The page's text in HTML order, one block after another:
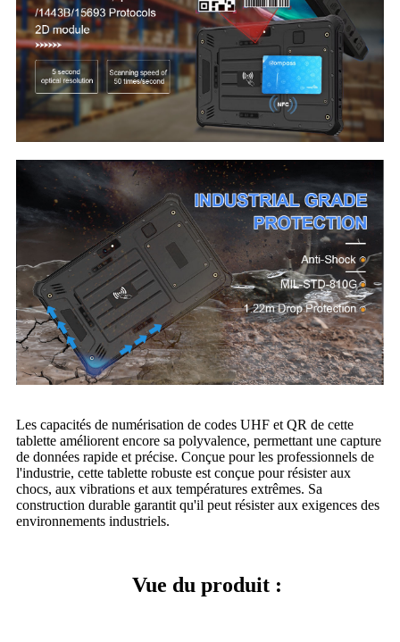
Les capacités de numérisation de codes UHF et QR de cette
tablette améliorent encore sa polyvalence, permettant une capture
de données rapide et précise. Conçue pour les professionnels de
l'industrie, cette tablette robuste est conçue pour résister aux
chocs, aux vibrations et aux températures extrêmes. Sa
construction durable garantit qu'il peut résister aux exigences des
environnements industriels.
Vue du produit :